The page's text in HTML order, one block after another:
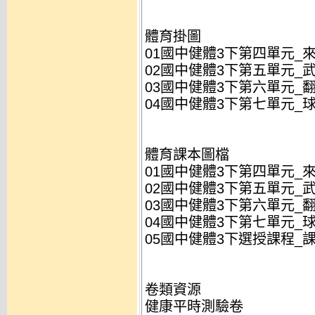
體育掛圖
01國中健體3下第四單元_
02國中健體3下第五單元_
03國中健體3下第六單元_
04國中健體3下第七單元_
體育課本圖檔
01國中健體3下第四單元_
02國中健體3下第五單元_
03國中健體3下第六單元_
04國中健體3下第七單元_
05國中健體3下選授課程_
卷類資源
健康平時測驗卷